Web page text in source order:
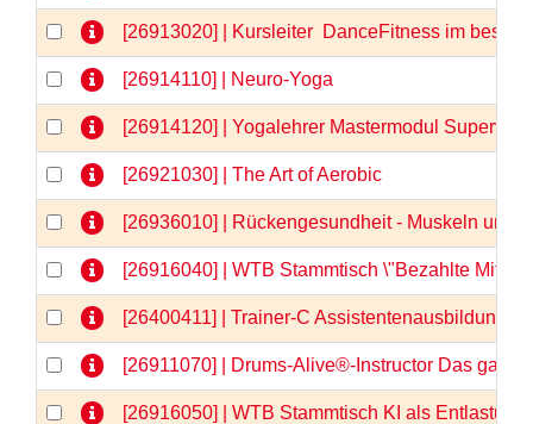
[26913020] | Kursleiter  DanceFitness im
[26914110] | Neuro-Yoga
[26914120] | Yogalehrer Mastermodul
[26921030] | The Art of Aerobic
[26936010] | Rückengesundheit - Muskeln und
[26916040] | WTB Stammtisch \"Bezahlte
[26400411] | Trainer-C Assistentenausbildung,
[26911070] | Drums-Alive®-Instructor Das
[26916050] | WTB Stammtisch KI als